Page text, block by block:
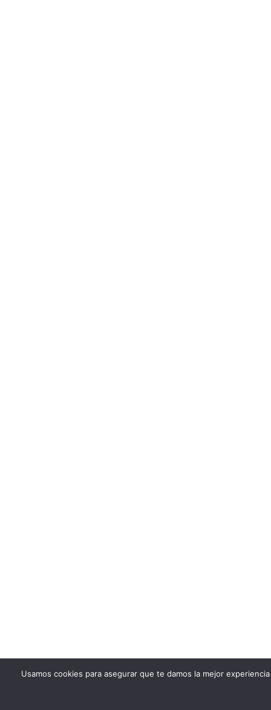
Usamos cookies para asegurar que te damos la mejor